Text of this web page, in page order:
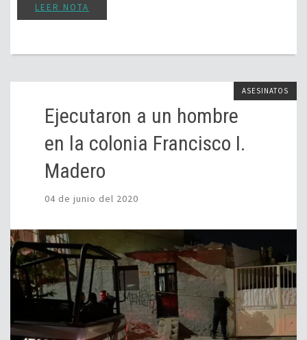
LEER NOTA
ASESINATOS
Ejecutaron a un hombre
en la colonia Francisco I.
Madero
04 de junio del 2020